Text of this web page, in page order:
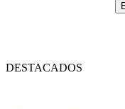
DESTACADOS